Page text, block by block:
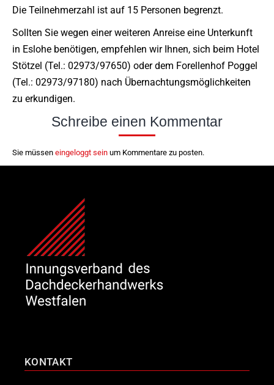
Die Teilnehmerzahl ist auf 15 Personen begrenzt.
Sollten Sie wegen einer weiteren Anreise eine Unterkunft
in Eslohe benötigen, empfehlen wir Ihnen, sich beim Hotel
Stötzel (Tel.: 02973/97650) oder dem Forellenhof Poggel
(Tel.: 02973/97180) nach Übernachtungsmöglichkeiten
zu erkundigen.
Schreibe einen Kommentar
Sie müssen eingeloggt sein um Kommentare zu posten.
KONTAKT